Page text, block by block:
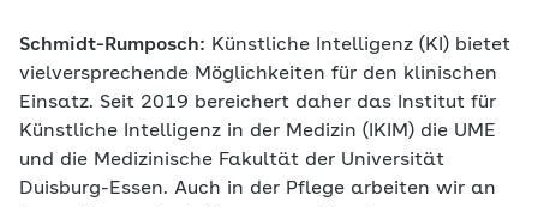
Schmidt-Rumposch: Künstliche Intelligenz (KI) bietet
vielversprechende Möglichkeiten für den klinischen
Einsatz. Seit 2019 bereichert daher das Institut für
Künstliche Intelligenz in der Medizin (IKIM) die UME
und die Medizinische Fakultät der Universität
Duisburg-Essen. Auch in der Pflege arbeiten wir an